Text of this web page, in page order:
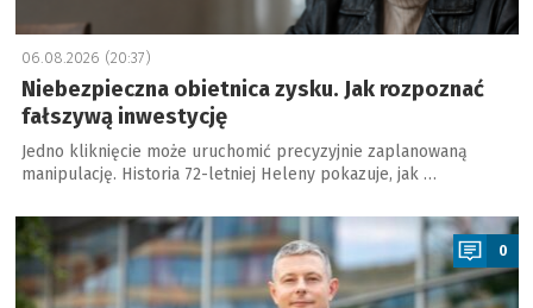
06.08.2026 (20:37)
Niebezpieczna obietnica zysku. Jak rozpoznać
fałszywą inwestycję
Jedno kliknięcie może uruchomić precyzyjnie zaplanowaną
manipulację. Historia 72-letniej Heleny pokazuje, jak …
a
0